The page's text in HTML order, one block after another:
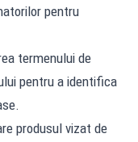
pentru
termenului de
pentru a identifica
produsul vizat de